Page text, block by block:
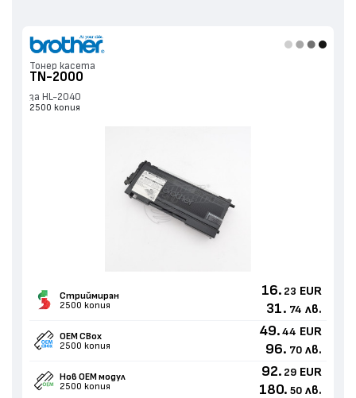
Тонер касета
TN-2000
за HL-2040
2500 копия
Стриймиран
2500 копия
16. 23 EUR
31. 74 лв.
OEM CBox
2500 копия
49. 44 EUR
96. 70 лв.
Нов ОЕМ модул
2500 копия
92. 29 EUR
180. 50 лв.